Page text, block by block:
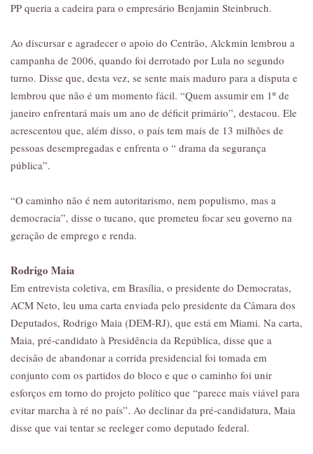
PP queria a cadeira para o empresário Benjamin Steinbruch.
Ao discursar e agradecer o apoio do Centrão, Alckmin lembrou a
campanha de 2006, quando foi derrotado por Lula no segundo
turno. Disse que, desta vez, se sente mais maduro para a disputa e
lembrou que não é um momento fácil. “Quem assumir em 1º de
janeiro enfrentará mais um ano de déficit primário”, destacou. Ele
acrescentou que, além disso, o país tem mais de 13 milhões de
pessoas desempregadas e enfrenta o “ drama da segurança
pública”.
“O caminho não é nem autoritarismo, nem populismo, mas a
democracia”, disse o tucano, que prometeu focar seu governo na
geração de emprego e renda.
Rodrigo Maia
Em entrevista coletiva, em Brasília, o presidente do Democratas,
ACM Neto, leu uma carta enviada pelo presidente da Câmara dos
Deputados, Rodrigo Maia (DEM-RJ), que está em Miami. Na carta,
Maia, pré-candidato à Presidência da República, disse que a
decisão de abandonar a corrida presidencial foi tomada em
conjunto com os partidos do bloco e que o caminho foi unir
esforços em torno do projeto político que “parece mais viável para
evitar marcha à ré no país”. Ao declinar da pré-candidatura, Maia
disse que vai tentar se reeleger como deputado federal.